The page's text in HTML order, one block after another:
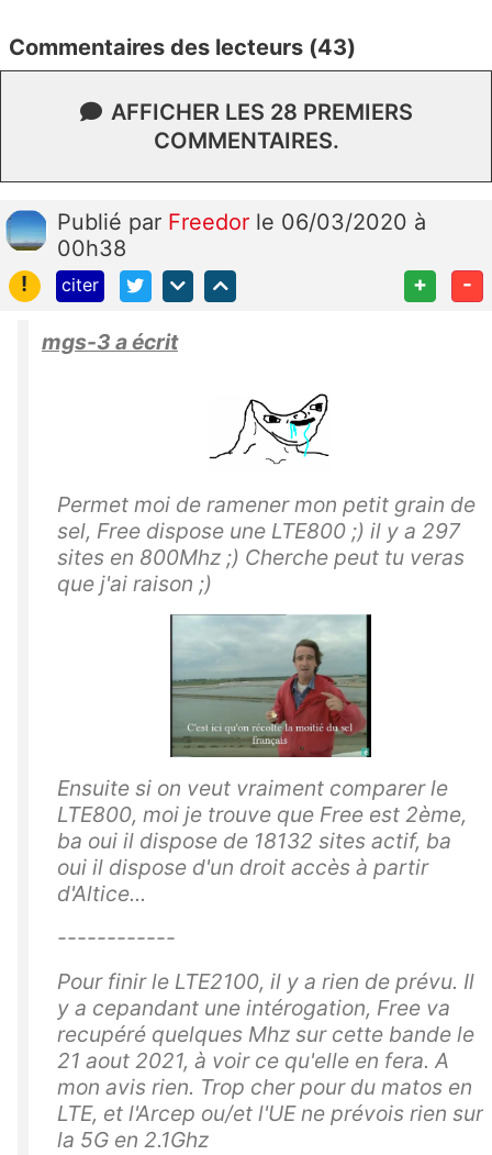
Commentaires des lecteurs (43)
AFFICHER LES 28 PREMIERS
COMMENTAIRES.
Publié par Freedor le 06/03/2020 à
00h38
!
citer + -
mgs-3 a écrit
Permet moi de ramener mon petit grain de
sel, Free dispose une LTE800 ;) il y a 297
sites en 800Mhz ;) Cherche peut tu veras
que j'ai raison ;)
Ensuite si on veut vraiment comparer le
LTE800, moi je trouve que Free est 2ème,
ba oui il dispose de 18132 sites actif, ba
oui il dispose d'un droit accès à partir
d'Altice...
------------
Pour finir le LTE2100, il y a rien de prévu. Il
y a cepandant une intérogation, Free va
recupéré quelques Mhz sur cette bande le
21 aout 2021, à voir ce qu'elle en fera. A
mon avis rien. Trop cher pour du matos en
LTE, et l'Arcep ou/et l'UE ne prévois rien sur
la 5G en 2.1Ghz